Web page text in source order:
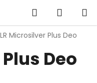
Hledat
KOŠÍK
LR Microsilver Plus Deo
Deo